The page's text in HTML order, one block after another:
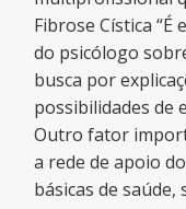
Fibrose Cística
do psicólogo
busca por
possibilidades de
Outro fator
a rede de apoio
básicas de saúde,